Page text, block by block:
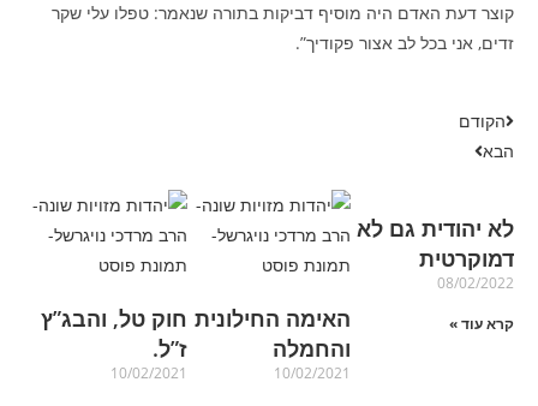
קוצר דעת האדם היה מוסיף דביקות בתורה שנאמר: טפלו עלי שקר
זדים, אני בכל לב אצור פקודיך”.
הקודם
הבא
לא יהודית גם לא
דמוקרטית
08/02/2022
קרא עוד »
האימה החילונית
והחמלה
10/02/2021
חוק טל, והבג”ץ
ז”ל.
10/02/2021